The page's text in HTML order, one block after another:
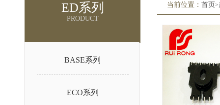
ED系列
PRODUCT
BASE系列
ECO系列
当前位置： 首页>